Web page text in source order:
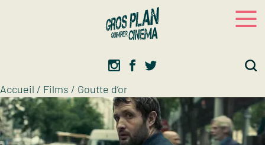
Accueil / Films / Goutte d’or